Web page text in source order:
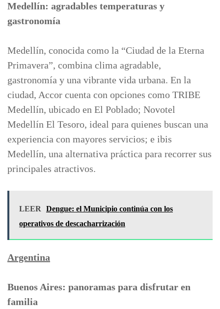
Medellín: agradables temperaturas y
gastronomía
Medellín, conocida como la “Ciudad de la Eterna
Primavera”, combina clima agradable,
gastronomía y una vibrante vida urbana. En la
ciudad, Accor cuenta con opciones como TRIBE
Medellín, ubicado en El Poblado; Novotel
Medellín El Tesoro, ideal para quienes buscan una
experiencia con mayores servicios; e ibis
Medellín, una alternativa práctica para recorrer sus
principales atractivos.
LEER
Dengue: el Municipio continúa con los
operativos de descacharrización
Argentina
Buenos Aires: panoramas para disfrutar en
familia